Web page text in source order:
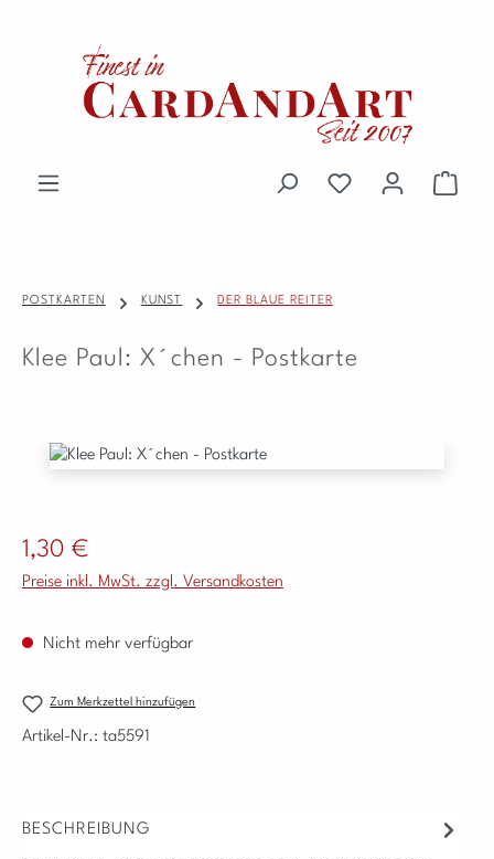
Du hast 0 Produkte
POSTKARTEN KUNST DER BLAUE REITER
Klee Paul: X´chen - Postkarte
Bildergalerie überspringen
Regulärer Preis:
1,30 €
Preise inkl. MwSt. zzgl. Versandkosten
Nicht mehr verfügbar
Zum Merkzettel hinzufügen
Artikel-Nr.: ta5591
BESCHREIBUNG